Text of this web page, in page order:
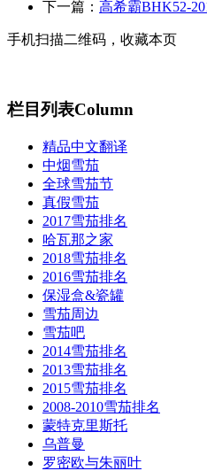
下一篇： 高希霸BHK52-
手机扫描二维码，收藏本页
栏目列表Column
精品中文翻译
中烟雪茄
全球雪茄节
真假雪茄
2017雪茄排名
哈瓦那之家
2018雪茄排名
2016雪茄排名
保湿盒&瓷罐
雪茄周边
雪茄吧
2014雪茄排名
2013雪茄排名
2015雪茄排名
2008-2010雪茄排名
蒙特克里斯托
乌普曼
罗密欧与朱丽叶